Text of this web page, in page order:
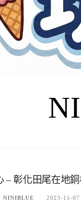
– 彰化田尾在地
NINIBLUE 2023-11-07